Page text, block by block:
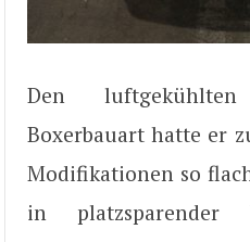
Den
Boxerbauart hatte er
Modifikationen so
in